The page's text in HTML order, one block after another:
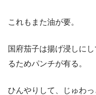
これもまた油が要。
国府茄子は揚げ浸しに
るためパンチが有る。
ひんやりして、じゅわ